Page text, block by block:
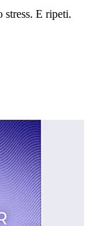
stress. E ripeti.